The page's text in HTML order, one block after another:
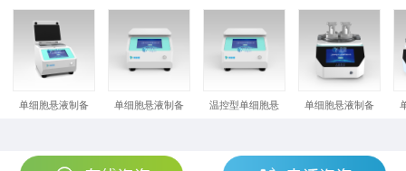
单细胞悬液制备仪 单细胞悬液制备仪 温控型单细胞悬液制备仪单细胞悬液制备仪